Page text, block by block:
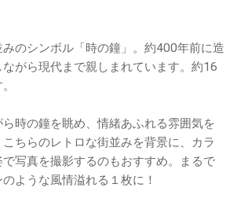
のシンボル「時の鐘」。約400年前に造
がら現代まで親しまれています。約16
時の鐘を眺め、情緒あふれる雰囲気を
ちらのレトロな街並みを背景に、カラ
写真を撮影するのもおすすめ。まるで
ような風情溢れる１枚に！